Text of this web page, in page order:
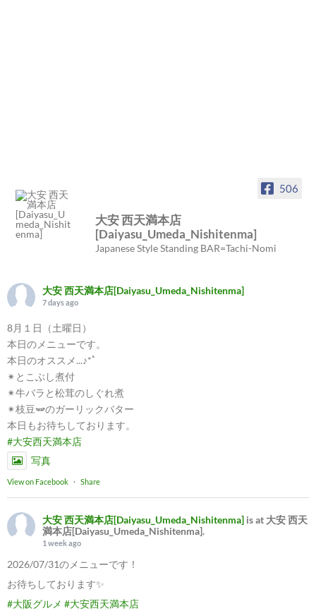
506
大安 西天満本店
[Daiyasu_Umeda_Nishitenma]
Japanese Style Standing BAR=Tachi-Nomi
大安 西天満本店[Daiyasu_Umeda_Nishitenma]
7 days ago
8月１日（土曜日）
本日のメニューです。
本日のオススメ...♪*ﾟ
✴︎とこぶし煮付
✴︎牛バラと松茸のしぐれ煮
✴︎枝豆🫛のガーリックバター
本日もお待ちしております。
#大安西天満本店
写真
View on Facebook · Share
大安 西天満本店[Daiyasu_Umeda_Nishitenma] is at 大安 西天
満本店[Daiyasu_Umeda_Nishitenma].
1 week ago
2026/07/31のメニューです！
お待ちしております✨
#大阪グルメ #大安西天満本店